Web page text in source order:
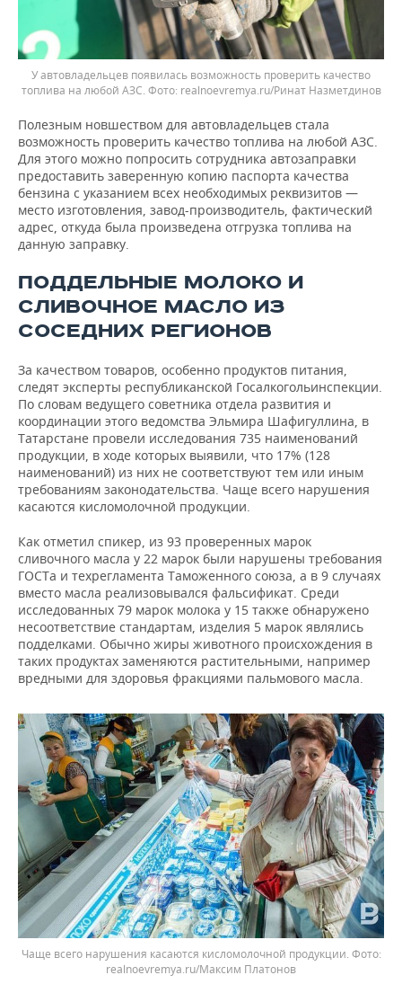
У автовладельцев появилась возможность проверить качество
топлива на любой АЗС.
realnoevremya.ru/Ринат Назметдинов
Полезным новшеством для автовладельцев стала
возможность проверить качество топлива на любой АЗС.
Для этого можно попросить сотрудника автозаправки
предоставить заверенную копию паспорта качества
бензина с указанием всех необходимых реквизитов —
место изготовления, завод-производитель, фактический
адрес, откуда была произведена отгрузка топлива на
данную заправку.
ПОДДЕЛЬНЫЕ МОЛОКО И
СЛИВОЧНОЕ МАСЛО ИЗ
СОСЕДНИХ РЕГИОНОВ
За качеством товаров, особенно продуктов питания,
следят эксперты республиканской Госалкогольинспекции.
По словам ведущего советника отдела развития и
координации этого ведомства Эльмира Шафигуллина, в
Татарстане провели исследования 735 наименований
продукции, в ходе которых выявили, что 17% (128
наименований) из них не соответствуют тем или иным
требованиям законодательства. Чаще всего нарушения
касаются кисломолочной продукции.
Как отметил спикер, из 93 проверенных марок
сливочного масла у 22 марок были нарушены требования
ГОСТа и техрегламента Таможенного союза, а в 9 случаях
вместо масла реализовывался фальсификат. Среди
исследованных 79 марок молока у 15 также обнаружено
несоответствие стандартам, изделия 5 марок являлись
подделками. Обычно жиры животного происхождения в
таких продуктах заменяются растительными, например
вредными для здоровья фракциями пальмового масла.
Чаще всего нарушения касаются кисломолочной продукции.
realnoevremya.ru/Максим Платонов